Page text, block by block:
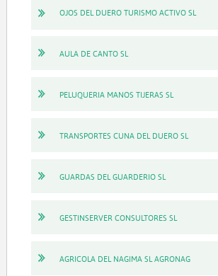
OJOS DEL DUERO TURISMO ACTIVO SL
AULA DE CANTO SL
PELUQUERIA MANOS TIJERAS SL
TRANSPORTES CUNA DEL DUERO SL
GUARDAS DEL GUARDERIO SL
GESTINSERVER CONSULTORES SL
AGRICOLA DEL NAGIMA SL AGRONAG